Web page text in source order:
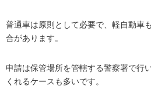
普通車は原則として必要で、軽自動車
合があります。
申請は保管場所を管轄する警察署で行
くれるケースも多いです。